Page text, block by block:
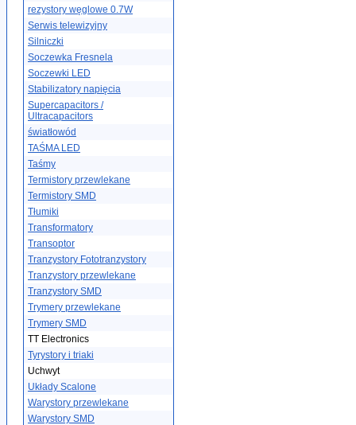
rezystory węglowe 0.7W
Serwis telewizyjny
Silniczki
Soczewka Fresnela
Soczewki LED
Stabilizatory napięcia
Supercapacitors /
Ultracapacitors
światłowód
TAŚMA LED
Taśmy
Termistory przewlekane
Termistory SMD
Tłumiki
Transformatory
Transoptor
Tranzystory Fototranzystory
Tranzystory przewlekane
Tranzystory SMD
Trymery przewlekane
Trymery SMD
TT Electronics
Tyrystory i triaki
Uchwyt
Układy Scalone
Warystory przewlekane
Warystory SMD